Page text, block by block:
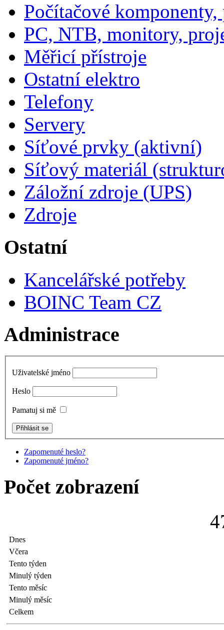
Počítačové
PC, NTB, monitory,
Měřicí přístroje
Ostatní elektro
Telefony
Servery
Síťové prvky (aktivní)
Síťový materiál
Záložní zdroje (UPS)
Zdroje
Ostatní
Kancelářské potřeby
BOINC Team CZ
Administrace
Uživatelské jméno
Heslo
Pamatuj si mě
Zapomenuté heslo?
Zapomenuté jméno?
Počet zobrazení
4
Dnes
Včera
Tento týden
Minulý týden
Tento měsíc
Minulý měsíc
Celkem